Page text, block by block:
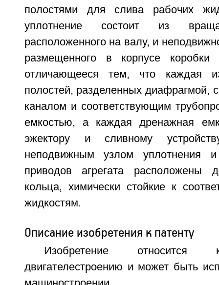
полостями для слива рабочих
уплотнение состоит из
расположенного на валу, и
размещенного в корпусе коробки
отличающееся тем, что каждая
полостей, разделенных диафрагмой,
каналом и соответствующим
емкостью, а каждая дренажная
эжектору и сливному
неподвижным узлом уплотнения
приводов агрегата расположены
кольца, химически стойкие к
жидкостям.
Описание изобретения к патенту
Изобретение относится
двигателестроению и может быть